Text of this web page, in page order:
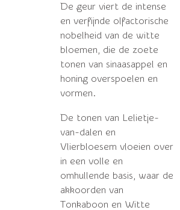
De geur viert de intense
en verfijnde olfactorische
nobelheid van de witte
bloemen, die de zoete
tonen van sinaasappel en
honing overspoelen en
vormen.
De tonen van Lelietje-
van-dalen en
Vlierbloesem vloeien over
in een volle en
omhullende basis, waar de
akkoorden van
Tonkaboon en Witte